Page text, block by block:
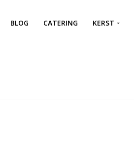
BLOG CATERING KERST